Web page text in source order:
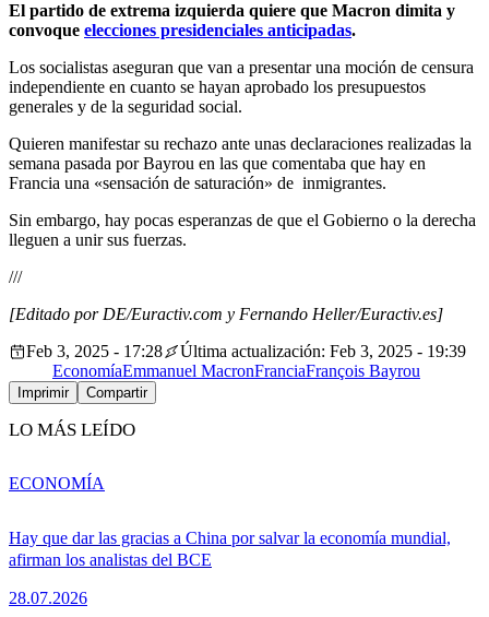
El partido de extrema izquierda quiere que Macron dimita y
convoque elecciones presidenciales anticipadas.
Los socialistas aseguran que van a presentar una moción de censura
independiente en cuanto se hayan aprobado los presupuestos
generales y de la seguridad social.
Quieren manifestar su rechazo ante unas declaraciones realizadas la
semana pasada por Bayrou en las que comentaba que hay en
Francia una «sensación de saturación» de inmigrantes.
Sin embargo, hay pocas esperanzas de que el Gobierno o la derecha
lleguen a unir sus fuerzas.
///
[Editado por DE/Euractiv.com y Fernando Heller/Euractiv.es]
Feb 3, 2025 - 17:28
Última actualización: Feb 3, 2025 - 19:39
EconomíaEmmanuel MacronFranciaFrançois Bayrou
Imprimir Compartir
LO MÁS LEÍDO
Hay que dar las gracias a China por salvar la economía mundial,
afirman los analistas del BCE
28.07.2026
ECONOMÍA